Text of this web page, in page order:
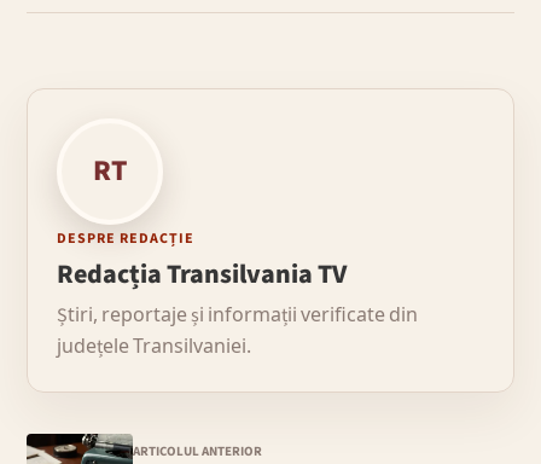
RT
DESPRE REDACȚIE
Redacția Transilvania TV
Știri, reportaje și informații verificate din
județele Transilvaniei.
ARTICOLUL ANTERIOR